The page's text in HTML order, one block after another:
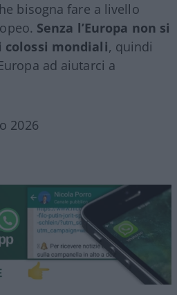
bisogna fare a livello
Senza l’Europa non si
colossi mondiali, quindi
ad aiutarci a
2026